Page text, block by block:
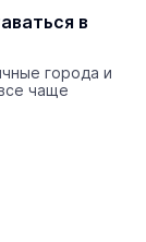
в
города и
чаще